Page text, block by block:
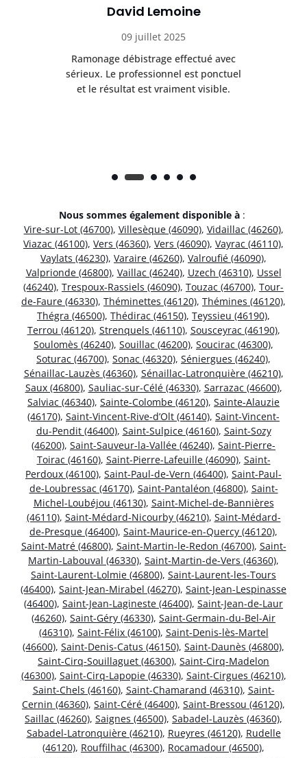
David Lemoine
09 juillet 2025
Ramonage débistrage effectué avec
sérieux. Le professionnel est ponctuel
et le résultat est vraiment visible.
Nous sommes également disponible à :
Vire-sur-Lot (46700), Villesèque (46090), Vidaillac (46260),
Viazac (46100), Vers (46360), Vers (46090), Vayrac (46110),
Vaylats (46230), Varaire (46260), Valroufié (46090),
Valprionde (46800), Vaillac (46240), Uzech (46310), Ussel
(46240), Trespoux-Rassiels (46090), Touzac (46700), Tour-
de-Faure (46330), Théminettes (46120), Thémines (46120),
Thégra (46500), Thédirac (46150), Teyssieu (46190),
Terrou (46120), Strenquels (46110), Sousceyrac (46190),
Soulomès (46240), Souillac (46200), Soucirac (46300),
Soturac (46700), Sonac (46320), Séniergues (46240),
Sénaillac-Lauzès (46360), Sénaillac-Latronquière (46210),
Saux (46800), Sauliac-sur-Célé (46330), Sarrazac (46600),
Salviac (46340), Sainte-Colombe (46120), Sainte-Alauzie
(46170), Saint-Vincent-Rive-d’Olt (46140), Saint-Vincent-
du-Pendit (46400), Saint-Sulpice (46160), Saint-Sozy
(46200), Saint-Sauveur-la-Vallée (46240), Saint-Pierre-
Toirac (46160), Saint-Pierre-Lafeuille (46090), Saint-
Perdoux (46100), Saint-Paul-de-Vern (46400), Saint-Paul-
de-Loubressac (46170), Saint-Pantaléon (46800), Saint-
Michel-Loubéjou (46130), Saint-Michel-de-Bannières
(46110), Saint-Médard-Nicourby (46210), Saint-Médard-
de-Presque (46400), Saint-Maurice-en-Quercy (46120),
Saint-Matré (46800), Saint-Martin-le-Redon (46700), Saint-
Martin-Labouval (46330), Saint-Martin-de-Vers (46360),
Saint-Laurent-Lolmie (46800), Saint-Laurent-les-Tours
(46400), Saint-Jean-Mirabel (46270), Saint-Jean-Lespinasse
(46400), Saint-Jean-Lagineste (46400), Saint-Jean-de-Laur
(46260), Saint-Géry (46330), Saint-Germain-du-Bel-Air
(46310), Saint-Félix (46100), Saint-Denis-lès-Martel
(46600), Saint-Denis-Catus (46150), Saint-Daunès (46800),
Saint-Cirq-Souillaguet (46300), Saint-Cirq-Madelon
(46300), Saint-Cirq-Lapopie (46330), Saint-Cirgues (46210),
Saint-Chels (46160), Saint-Chamarand (46310), Saint-
Cernin (46360), Saint-Céré (46400), Saint-Bressou (46120),
Saillac (46260), Saignes (46500), Sabadel-Lauzès (46360),
Sabadel-Latronquière (46210), Rueyres (46120), Rudelle
(46120), Rouffilhac (46300), Rocamadour (46500),